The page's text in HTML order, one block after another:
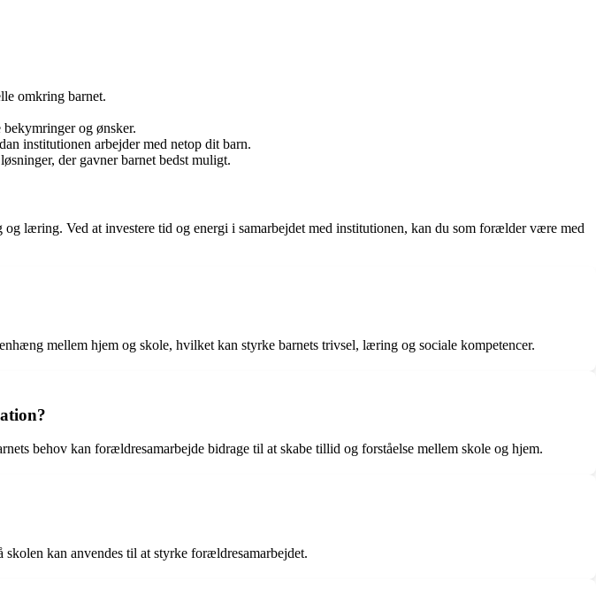
omkring barnet.
og ønsker.
institutionen arbejder med netop dit barn.
der gavner barnet bedst muligt.
læring. Ved at investere tid og energi i samarbejdet med institutionen, kan du som forælder være med
mellem hjem og skole, hvilket kan styrke barnets trivsel, læring og sociale kompetencer.
behov kan forældresamarbejde bidrage til at skabe tillid og forståelse mellem skole og hjem.
kan anvendes til at styrke forældresamarbejdet.